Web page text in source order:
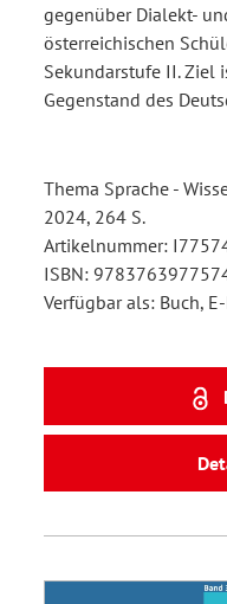
gegenüber Dialekt-
österreichischen
Sekundarstufe II. Ziel
Gegenstand des
Thema Sprache -
2024, 264 S.
Artikelnummer:
ISBN:
Verfügbar als: Buch,